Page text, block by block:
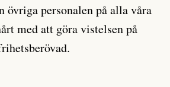
personalen på alla våra
med att göra vistelsen på